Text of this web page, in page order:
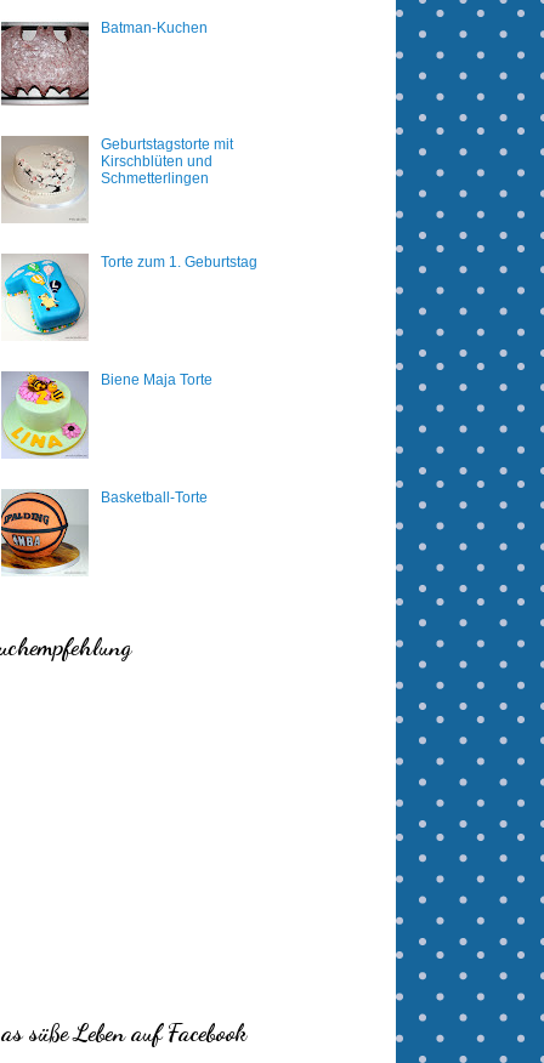
Batman-Kuchen
Geburtstagstorte mit
Kirschblüten und
Schmetterlingen
Torte zum 1. Geburtstag
Biene Maja Torte
Basketball-Torte
süße Leben auf Facebook